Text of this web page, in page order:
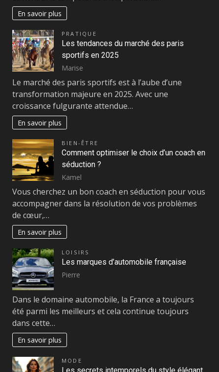
En savoir plus
PRATIQUE
Les tendances du marché des paris
sportifs en 2025
Marise
Le marché des paris sportifs est à l’aube d’une
transformation majeure en 2025. Avec une
croissance fulgurante attendue…
En savoir plus
BIEN-ÊTRE
Comment optimiser le choix d’un coach en
séduction ?
Kamel
Vous cherchez un bon coach en séduction pour vous
accompagner dans la résolution de vos problèmes
de cœur,…
En savoir plus
LOISIRS
Les marques d’automobile française
Pierre
Dans le domaine automobile, la France a toujours
été parmi les meilleurs et cela continue toujours
dans cette…
En savoir plus
MODE
Les secrets intemporels du style élégant